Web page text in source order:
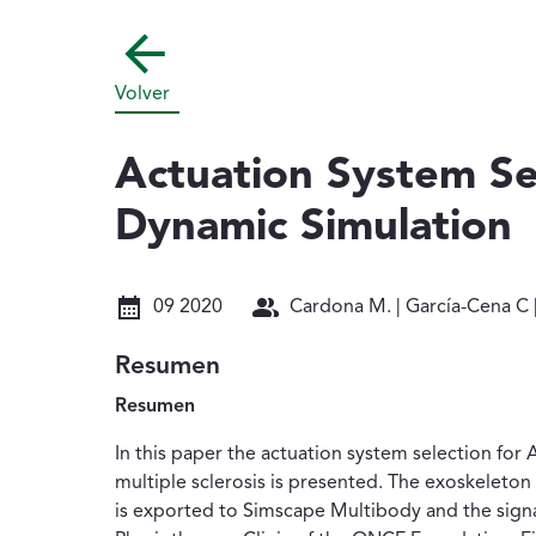
Volver
Actuation System
Dynamic Simulation
Fecha: 09 2020
09 2020 Autores: Cardona M. |
Cardona M. | García-Cena
Resumen
Resumen
In this paper the actuation system selection
multiple sclerosis is presented. The
is exported to Simscape Multibody and the